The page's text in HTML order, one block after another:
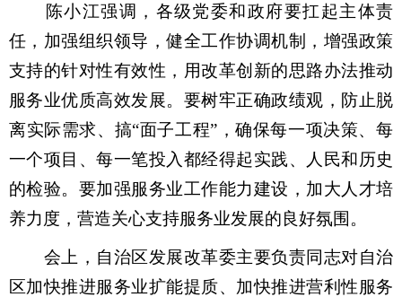
陈小江强调，各级党委和政府要扛起主体责
任，加强组织领导，健全工作协调机制，增强政策
支持的针对性有效性，用改革创新的思路办法推动
服务业优质高效发展。要树牢正确政绩观，防止脱
离实际需求、搞“面子工程”，确保每一项决策、每
一个项目、每一笔投入都经得起实践、人民和历史
的检验。要加强服务业工作能力建设，加大人才培
养力度，营造关心支持服务业发展的良好氛围。
会上，自治区发展改革委主要负责同志对自治
区加快推进服务业扩能提质、加快推进营利性服务